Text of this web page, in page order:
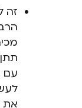
זה
עם
את